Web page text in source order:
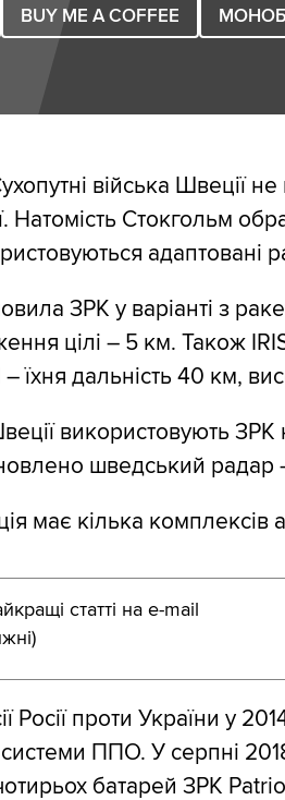
BUY ME A COFFEE
війська Швеції
Натомість Стокгольм
адаптовані
ЗРК у варіанті з
цілі – 5 км. Також
– їхня дальність 40 км,
використовують
шведський радар
має кілька комплексів
статті на e-mail
Росії проти України у
ППО. У серпні
батарей ЗРК